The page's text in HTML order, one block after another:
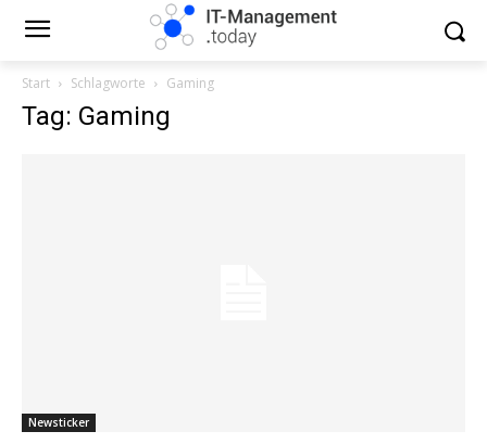
Start Schlagworte Gaming
Tag: Gaming
Newsticker